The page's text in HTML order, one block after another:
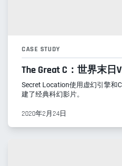
CASE STUDY
The Great C：世界末日
Secret Location使用虚幻引擎和
建了经典科幻影片。
2020年2月24日